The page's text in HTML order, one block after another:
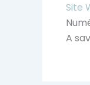
Site
A